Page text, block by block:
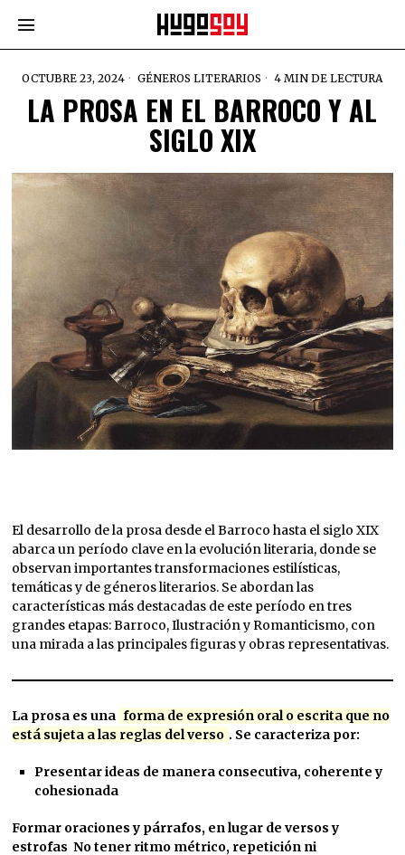
OCTUBRE 23, 2024 GÉNEROS LITERARIOS 4 MIN DE LECTURA
LA PROSA EN EL BARROCO Y AL
SIGLO XIX
El desarrollo de la prosa desde el Barroco hasta el siglo XIX
abarca un período clave en la evolución literaria, donde se
observan importantes transformaciones estilísticas,
temáticas y de géneros literarios. Se abordan las
características más destacadas de este período en tres
grandes etapas: Barroco, Ilustración y Romanticismo, con
una mirada a las principales figuras y obras representativas.
La prosa es una forma de expresión oral o escrita que no
está sujeta a las reglas del verso . Se caracteriza por:
Presentar ideas de manera consecutiva, coherente y
cohesionada
Formar oraciones y párrafos, en lugar de versos y
estrofas No tener ritmo métrico, repetición ni